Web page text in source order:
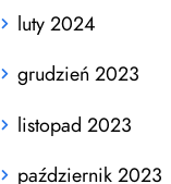
luty 2024
grudzień 2023
listopad 2023
październik 2023